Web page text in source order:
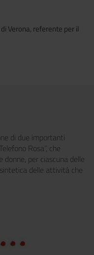
Verona, referente per il
di due importanti
Rosa”, che
per ciascuna delle
delle attività che